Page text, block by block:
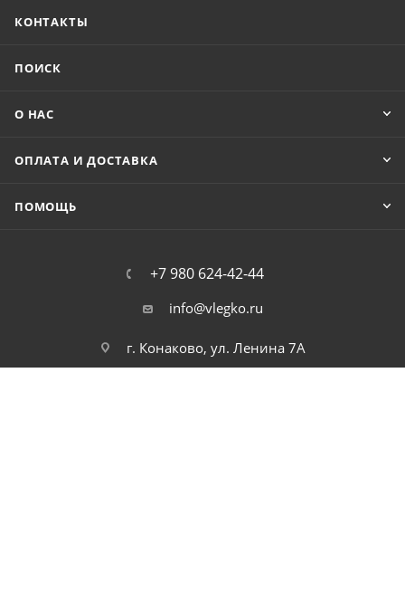
КОНТАКТЫ
ПОИСК
О НАС
ОПЛАТА И ДОСТАВКА
ПОМОЩЬ
+7 980 624-42-44
info@vlegko.ru
г. Конаково, ул. Ленина 7А